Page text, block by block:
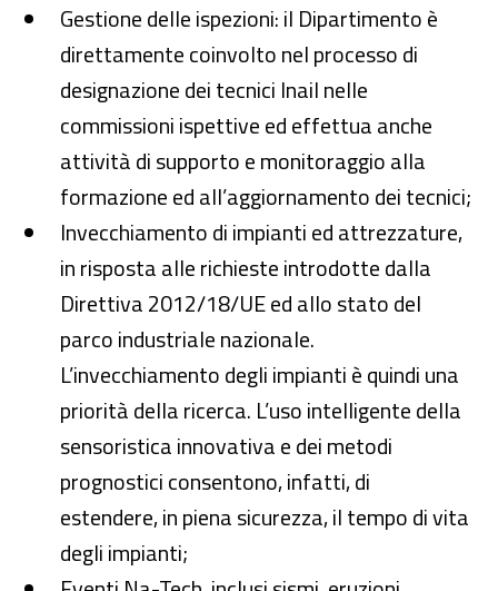
Gestione delle ispezioni: il Dipartimento è
direttamente coinvolto nel processo di
designazione dei tecnici Inail nelle
commissioni ispettive ed effettua anche
attività di supporto e monitoraggio alla
formazione ed all’aggiornamento dei tecnici;
Invecchiamento di impianti ed attrezzature,
in risposta alle richieste introdotte dalla
Direttiva 2012/18/UE ed allo stato del
parco industriale nazionale.
L’invecchiamento degli impianti è quindi una
priorità della ricerca. L’uso intelligente della
sensoristica innovativa e dei metodi
prognostici consentono, infatti, di
estendere, in piena sicurezza, il tempo di vita
degli impianti;